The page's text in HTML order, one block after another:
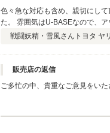
色々急な対応も含め、親切にし
た。 雰囲気はU-BASEなので、
戦闘妖精・雪風さん トヨタ ヤ
販売店の返信
ご多忙の中、貴重なご意見をい